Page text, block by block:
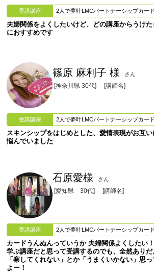
受講講座 2人で夢叶LMCパートナーシップカー
夫婦関係をよくしたいけど、どの講座からうけ
におすすめです
篠原 麻利子 様 さん
[神奈川県 30代] [講師名]
受講講座 2人で夢叶LMCパートナーシップカー
スキンシップをはじめとした、愛情表現がお互
悩んでいました
石原愛様 さん
[愛知県 30代] [講師名]
受講講座 2人で夢叶LMCパートナーシップカー
カードうんぬんっていうか 夫婦関係よくしたい
学ぶ講座だと思って受講するのでも、全然ありだ
「察してくれない」とか「うまくいかない」思っ
よー！